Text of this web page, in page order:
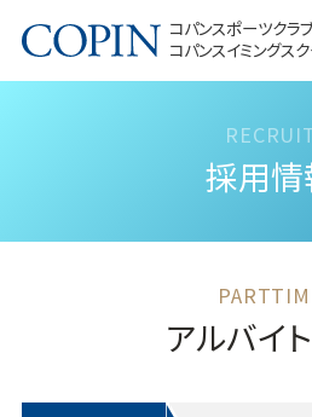
コパンスポーツクラ
コパンスイミングス
採用情
アルバイ